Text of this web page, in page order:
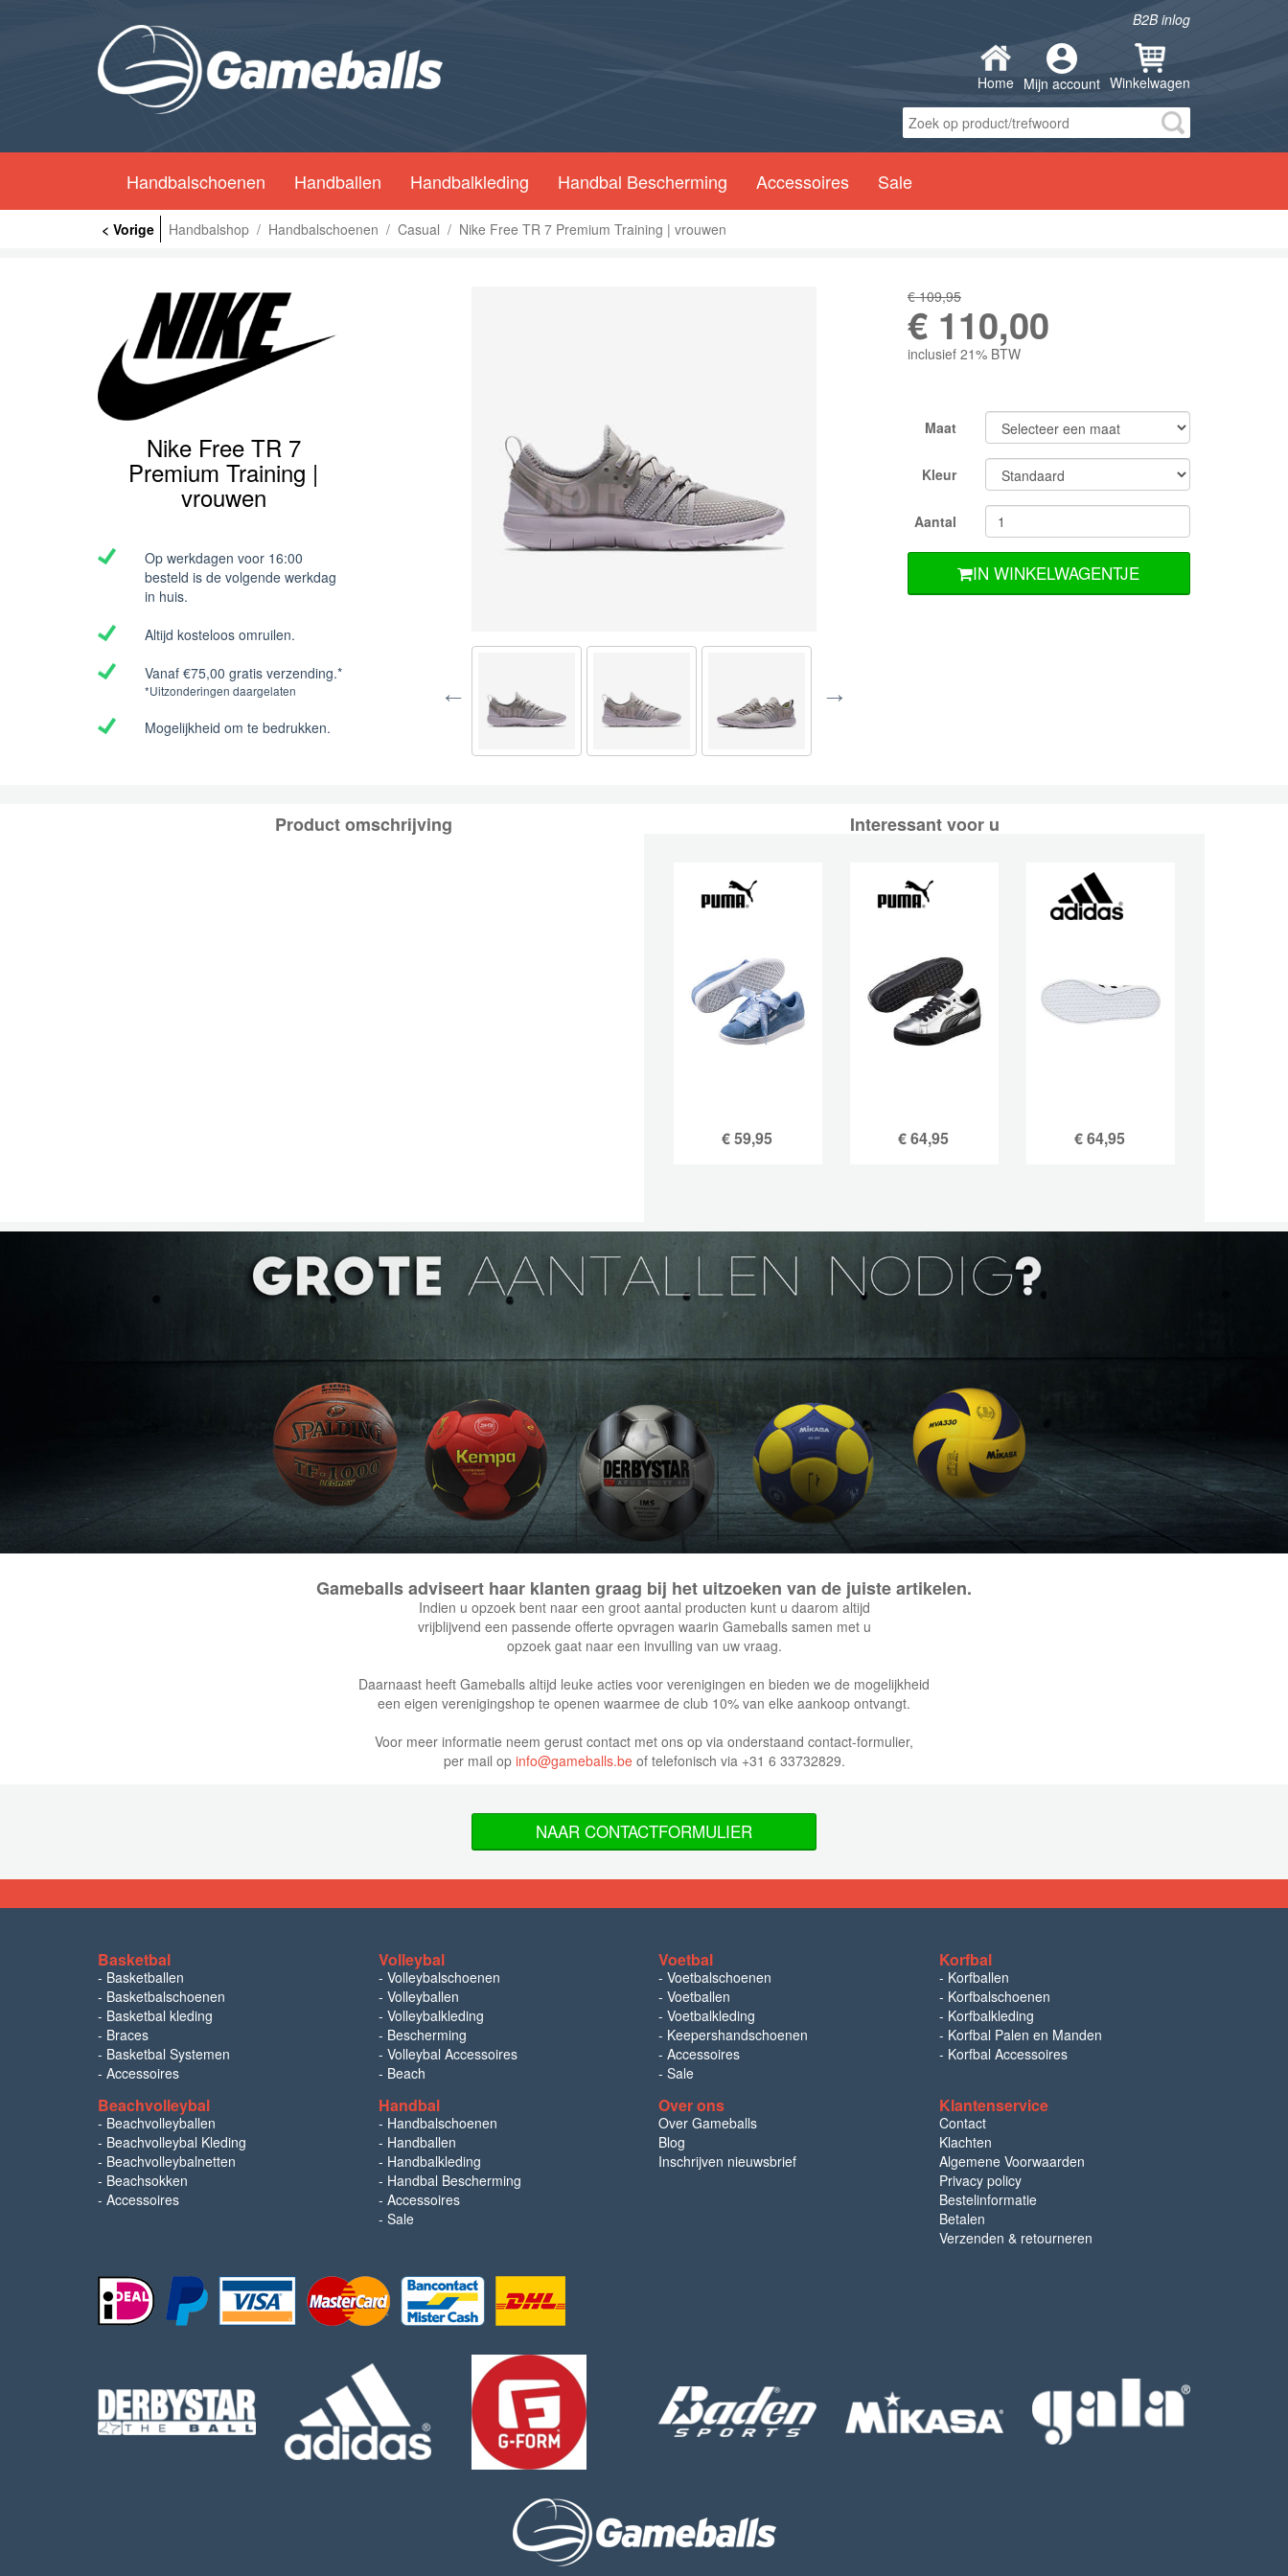
B2B inlog
Home Mijn account Winkelwagen
Handbalschoenen Handballen Handbalkleding Handbal Bescherming Accessoires Sale
< Vorige Handbalshop / Handbalschoenen / Casual / Nike Free TR 7 Premium Training | vrouwen
Nike Free TR 7
Premium Training |
vrouwen
Op werkdagen voor 16:00
besteld is de volgende werkdag
in huis.
Altijd kosteloos omruilen.
Vanaf €75,00 gratis verzending.*
*Uitzonderingen daargelaten
Mogelijkheid om te bedrukken.
€ 109,95
€ 110,00
inclusief 21% BTW
Maat
Kleur
Aantal
IN WINKELWAGENTJE
Product omschrijving Interessant voor u
€59,95 €64,95 €64,95
Gameballs adviseert haar klanten graag bij het uitzoeken van de juiste artikelen.
Indien u opzoek bent naar een groot aantal producten kunt u daarom altijd
vrijblijvend een passende offerte opvragen waarin Gameballs samen met u
opzoek gaat naar een invulling van uw vraag.
Daarnaast heeft Gameballs altijd leuke acties voor verenigingen en bieden we de mogelijkheid
een eigen verenigingshop te openen waarmee de club 10% van elke aankoop ontvangt.
Voor meer informatie neem gerust contact met ons op via onderstaand contact-formulier,
per mail op info@gameballs.beof telefonisch via +31 6 33732829.
NAAR CONTACTFORMULIER
Basketbal
- Basketballen
- Basketbalschoenen
- Basketbal kleding
- Braces
- Basketbal Systemen
- Accessoires
Volleybal
- Volleybalschoenen
- Volleyballen
- Volleybalkleding
- Bescherming
- Volleybal Accessoires
- Beach
Voetbal
- Voetbalschoenen
- Voetballen
- Voetbalkleding
- Keepershandschoenen
- Accessoires
- Sale
Korfbal
- Korfballen
- Korfbalschoenen
- Korfbalkleding
- Korfbal Palen en Manden
- Korfbal Accessoires
Beachvolleybal
- Beachvolleyballen
- Beachvolleybal Kleding
- Beachvolleybalnetten
- Beachsokken
- Accessoires
Handbal
- Handbalschoenen
- Handballen
- Handbalkleding
- Handbal Bescherming
- Accessoires
- Sale
Over ons
Over Gameballs
Blog
Inschrijven nieuwsbrief
Klantenservice
Contact
Klachten
Algemene Voorwaarden
Privacy policy
Bestelinformatie
Betalen
Verzenden & retourneren